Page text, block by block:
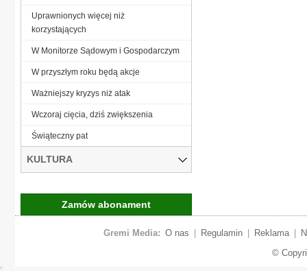
Uprawnionych więcej niż
korzystających
W Monitorze Sądowym i Gospodarczym
W przyszłym roku będą akcje
Ważniejszy kryzys niż atak
Wczoraj cięcia, dziś zwiększenia
Świąteczny pat
KULTURA
Zamów abonament
Gremi Media: O nas Regulamin Reklama
©